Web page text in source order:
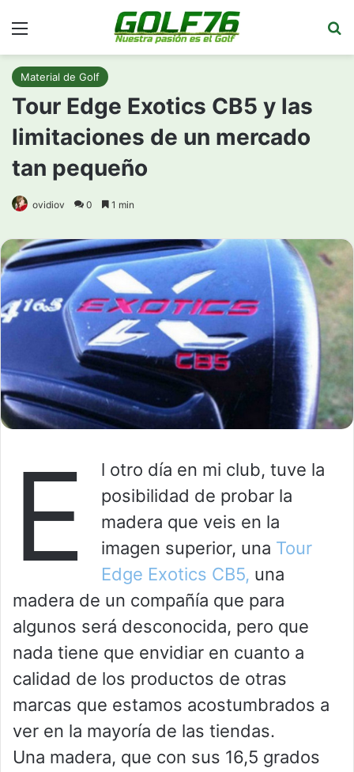
Material de Golf
Tour Edge Exotics CB5 y las
limitaciones de un mercado
tan pequeño
ovidiov 0 1 min
E
l otro día en mi club, tuve la
posibilidad de probar la
madera que veis en la
imagen superior, una Tour
Edge Exotics CB5, una
madera de un compañía que para
algunos será desconocida, pero que
nada tiene que envidiar en cuanto a
calidad de los productos de otras
marcas que estamos acostumbrados a
ver en la mayoría de las tiendas.
Una madera, que con sus 16,5 grados